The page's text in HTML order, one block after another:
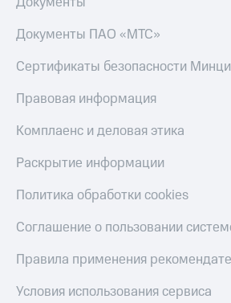
Документы ПАО «МТС»
Сертификаты безопасности
Правовая информация
Комплаенс и деловая этика
Раскрытие информации
Политика обработки cookies
Соглашение о пользовании
Правила применения
Условия использования сервиса